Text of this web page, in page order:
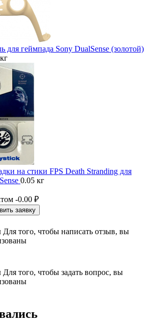
для геймпада Sony DualSense (золотой)
на стики FPS Death Stranding для
0.05 кг
-0.00 ₽
заявку
Для того, чтобы написать отзыв, вы
Для того, чтобы задать вопрос, вы